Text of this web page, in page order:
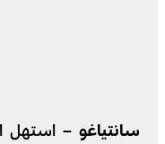
سانتياغو – استهل